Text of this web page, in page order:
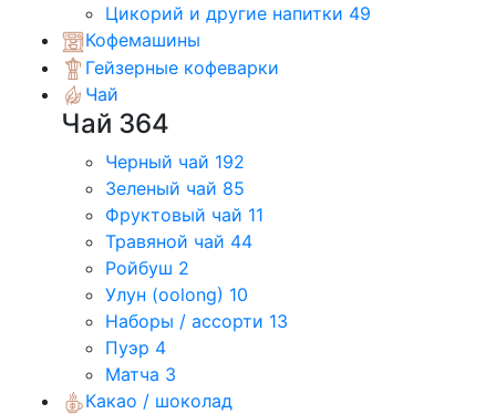
Цикорий и другие напитки 49
Кофемашины
Гейзерные кофеварки
Чай
Чай 364
Черный чай 192
Зеленый чай 85
Фруктовый чай 11
Травяной чай 44
Ройбуш 2
Улун (oolong) 10
Наборы / ассорти 13
Пуэр 4
Матча 3
Какао / шоколад